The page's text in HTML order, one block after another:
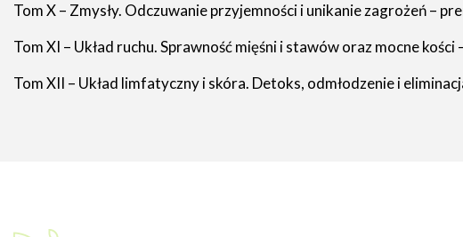
Tom X – Zmysły. Odczuwanie przyjemności i unikanie zagrożeń –
Tom XI – Układ ruchu. Sprawność mięśni i stawów oraz mocne
Tom XII – Układ limfatyczny i skóra. Detoks, odmłodzenie i